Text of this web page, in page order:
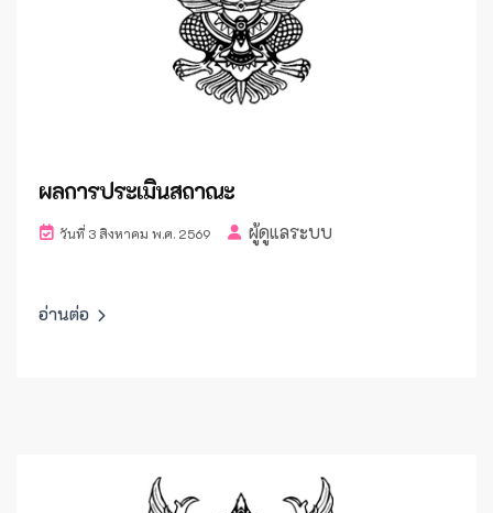
ผลการประเมินสถาณะ
วันที่ 3 สิงหาคม พ.ศ. 2569 ผู้ดูแลระบบ
อ่านต่อ